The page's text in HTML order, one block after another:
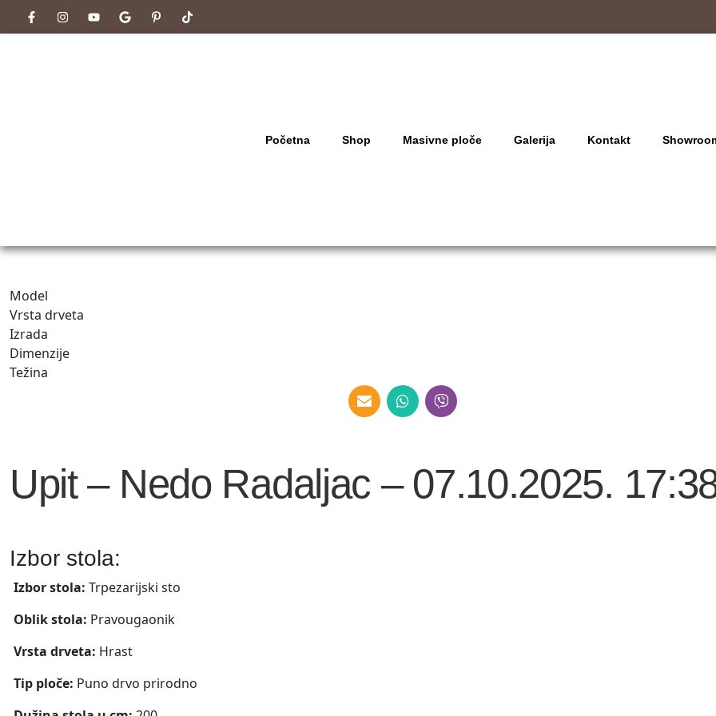
Početna Shop Masivne ploče Galerija Kontakt
Model
Vrsta drveta
Izrada
Dimenzije
Težina
Upit – Nedo Radaljac – 07.10.2025.
Izbor stola:
Izbor stola: Trpezarijski sto
Oblik stola: Pravougaonik
Vrsta drveta: Hrast
Tip ploče: Puno drvo prirodno